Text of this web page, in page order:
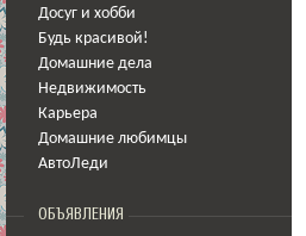
Досуг и хобби
Будь красивой!
Домашние дела
Недвижимость
Карьера
Домашние любимцы
АвтоЛеди
ОБЪЯВЛЕНИЯ